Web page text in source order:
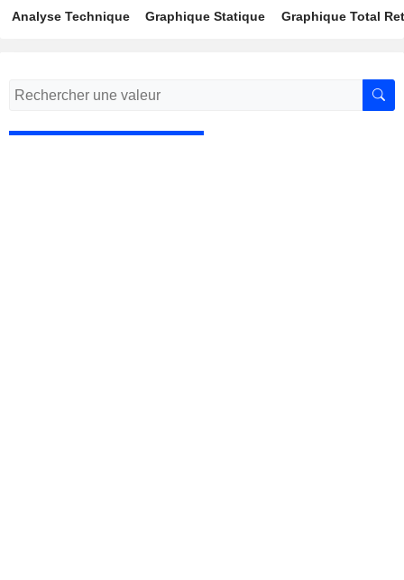
Analyse Technique Graphique Statique Graphique Total